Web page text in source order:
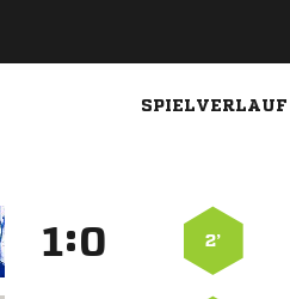
SPIELVERLAUF
: 2’